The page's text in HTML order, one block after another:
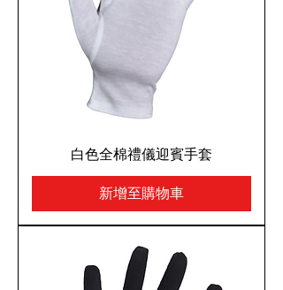
白色全棉禮儀迎賓手套
新增至購物車